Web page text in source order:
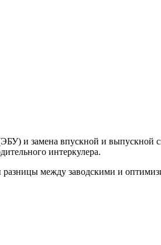
и замена впускной и выпускной
интеркулера.
разницы между заводскими и